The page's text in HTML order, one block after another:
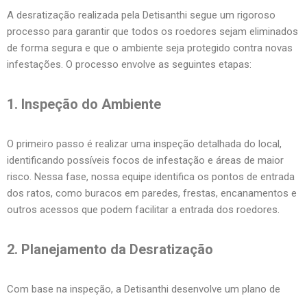
A desratização realizada pela Detisanthi segue um rigoroso
processo para garantir que todos os roedores sejam eliminados
de forma segura e que o ambiente seja protegido contra novas
infestações. O processo envolve as seguintes etapas:
1. Inspeção do Ambiente
O primeiro passo é realizar uma inspeção detalhada do local,
identificando possíveis focos de infestação e áreas de maior
risco. Nessa fase, nossa equipe identifica os pontos de entrada
dos ratos, como buracos em paredes, frestas, encanamentos e
outros acessos que podem facilitar a entrada dos roedores.
2. Planejamento da Desratização
Com base na inspeção, a Detisanthi desenvolve um plano de